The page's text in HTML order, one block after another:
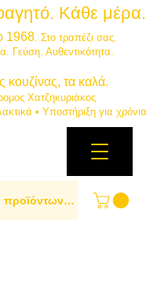
Κάθε μέρα.
1968. Στο τραπέζι σας.
Γεύση. Αυθεντικότητα.
κουζίνας, τα καλά.
Χατζηκυριάκος
• Υποστήριξη για χρόνια
προϊόντων…